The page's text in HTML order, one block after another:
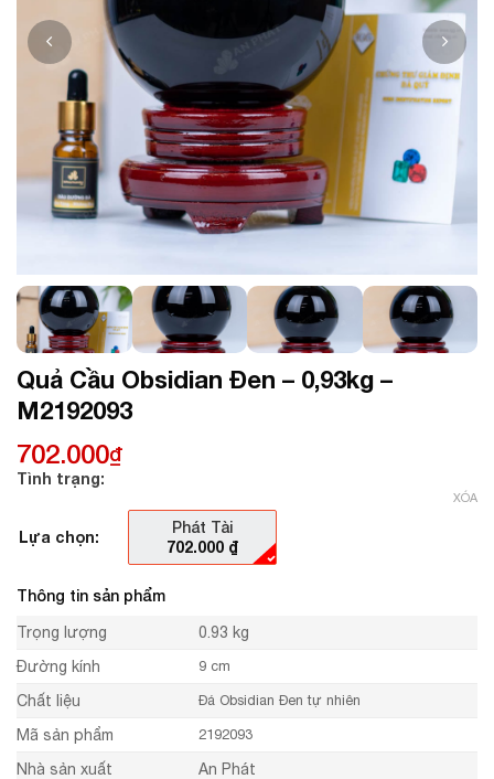
Quả Cầu Obsidian Đen – 0,93kg –
M2192093
702.000₫
Tình trạng:
Lựa chọn:
Phát Tài
702.000 ₫
XÓA
Thông tin sản phẩm
Trọng lượng
0.93 kg
Đường kính
9 cm
Chất liệu Đá Obsidian Đen tự nhiên
Mã sản phẩm 2192093
Nhà sản xuất An Phát